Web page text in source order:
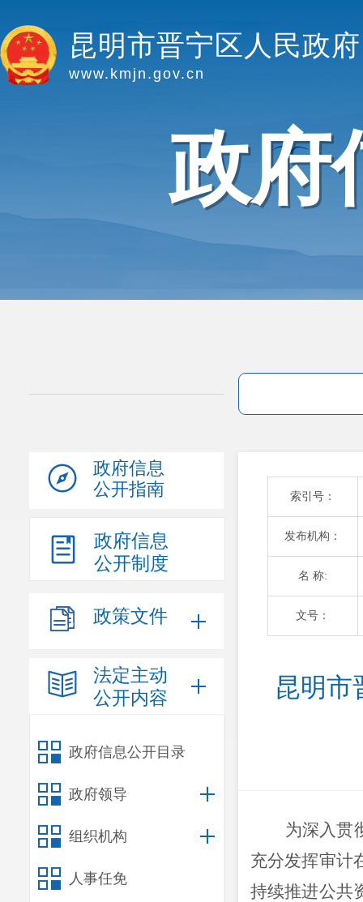
昆明市晋宁区人民政府
www.kmjn.gov.cn
政府
政府信息
公开指南
政府信息
公开制度
政策文件
法定主动
公开内容
政府信息公开目录
政府领导
组织机构
人事任免
索引号：
发布机构：
名 称:
文号：
昆明市
为深入贯
充分发挥审计
持续推进公共